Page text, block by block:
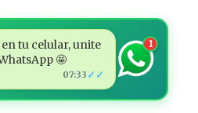
tu celular, unite
🤩
07:33 ✓✓
1